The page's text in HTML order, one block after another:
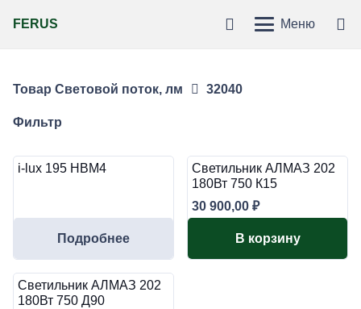
FERUS Меню
Товар Световой поток, лм 32040
Фильтр
i-lux 195 HBM4
Подробнее
Светильник АЛМАЗ 202
180Вт 750 К15
30 900,00 ₽
В корзину
Светильник АЛМАЗ 202
180Вт 750 Д90